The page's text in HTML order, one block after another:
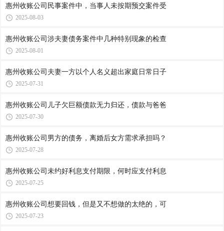
惠州收账公司​民事案件中，当事人未按期预交案件受
2025-08-03
惠州收账公司​涉夫妻债务案件中几种特别现象的检查
2025-08-01
惠州收账公司​夫妻一方以个人名义超出家庭日常日子
2025-07-31
惠州收账公司​儿子欠巨额债款无力归还，债款与爸爸
2025-07-30
惠州收账公司​男方的债务，离婚后女方需求承担吗？
2025-07-28
惠州收账公司​未约好利息支付期限，何时应支付利息
2025-07-25
惠州收账公司​想要回钱，但是又不想做的太绝的，可
2025-07-23